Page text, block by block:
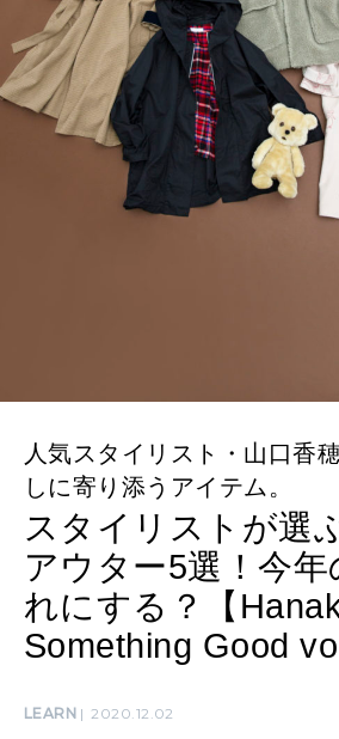
MAMA
ママもいろいろ
わたしができること
いい人生って？
MAGAZINE
特集
2026年9月号「北海道 おいしく遊ぶ
人気スタイリスト・山口香
しに寄り添うアイテム。
スタイリストが選
アウター5選！今
れにする？【
Something Good
LEARN 2020.12.02